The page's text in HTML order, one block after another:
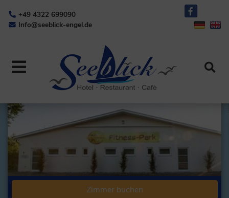
+49 4322 699090
Info@seeblick-engel.de
Zimmer buchen